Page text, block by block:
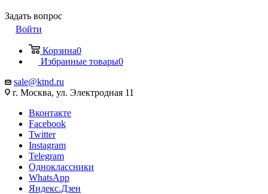
Задать вопрос
Войти
Корзина0
Избранные товары0
sale@ktnd.ru
г. Москва, ул. Электродная 11
Вконтакте
Facebook
Twitter
Instagram
Telegram
Одноклассники
WhatsApp
Яндекс.Дзен